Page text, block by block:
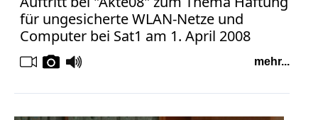
für ungesicherte WLAN-Netze und
Computer bei Sat1 am 1. April 2008
mehr...